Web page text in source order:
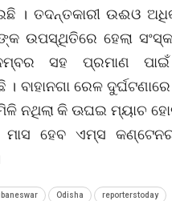
। ତଦନ୍ତକାରୀ ଉଈଓ
ଉପସ୍ଥିତିରେ ହେଲା
ସହ ପ୍ରମାଣ ପାଇଁ
। ବାହାନଗା ରେଳ
ନଥିଲା କି ଊଘଇ ମ୍ୟାଚ
ମାସ ହେବ ଏମ୍ସ
Odisha reporterstoday